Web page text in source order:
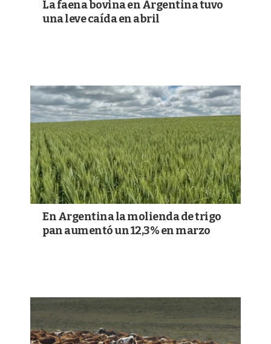
La faena bovina en Argentina tuvo
una leve caída en abril
En Argentina la molienda de trigo
pan aumentó un 12,3% en marzo